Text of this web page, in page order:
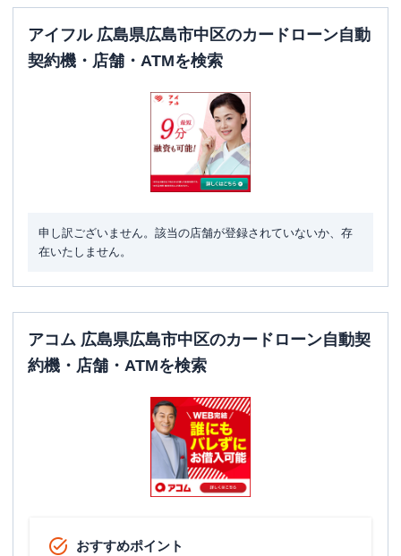
アイフル 広島県広島市中区のカードローン自動
契約機・店舗・ATMを検索
申し訳ございません。該当の店舗が登録されていないか、存
在いたしません。
アコム 広島県広島市中区のカードローン自動契
約機・店舗・ATMを検索
おすすめポイント